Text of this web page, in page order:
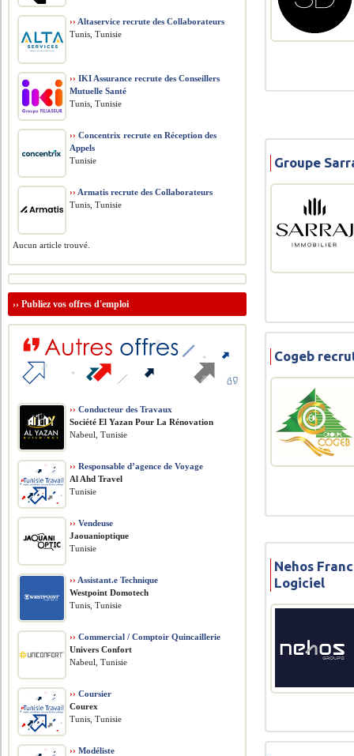
Groupe
Cogeb
Nehos
Logiciel
›› Altaservice recrute des Collaborateurs
Tunis, Tunisie
›› IKI Assurance recrute des Conseillers
Mutuelle Santé
Tunis, Tunisie
›› Concentrix recrute en Réception des
Appels
Tunisie
›› Armatis recrute des Collaborateurs
Tunis, Tunisie
Aucun article trouvé.
››Publiez vos offres d'emploi
›› Conducteur des Travaux
Société El Yazan Pour La Rénovation
Nabeul, Tunisie
›› Responsable d’agence de Voyage
Al Ahd Travel
Tunisie
›› Vendeuse
Jaouanioptique
Tunisie
›› Assistant.e Technique
Westpoint Domotech
Tunis, Tunisie
›› Commercial / Comptoir Quincaillerie
Univers Confort
Nabeul, Tunisie
›› Coursier
Courex
Tunis, Tunisie
›› Modéliste